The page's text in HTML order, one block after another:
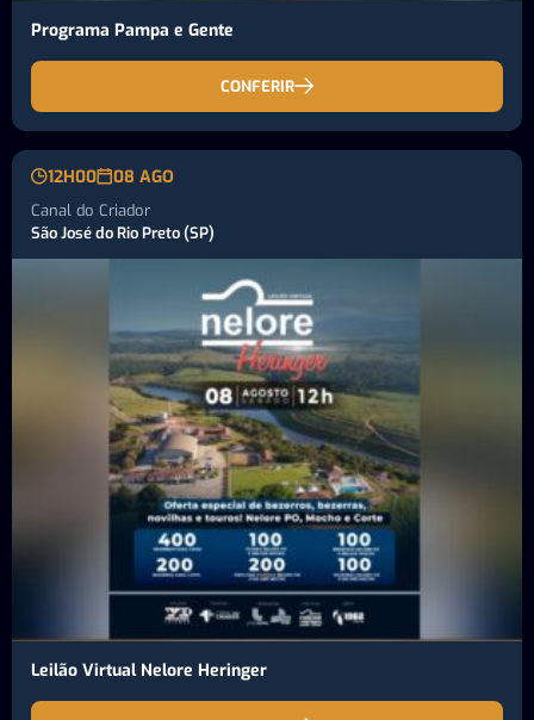
Programa Pampa e Gente
CONFERIR
12H00 08 AGO
Canal do Criador
São José do Rio Preto (SP)
Leilão Virtual Nelore Heringer